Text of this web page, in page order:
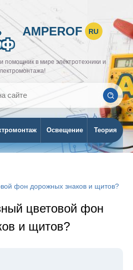
AMPEROF RU
помощник в мире электротехники и
Освещение Теория
фон дорожных знаков и щитов?
цветовой фон
и щитов?